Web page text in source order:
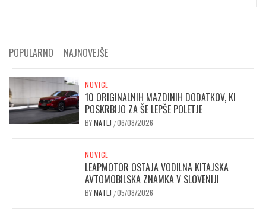
POPULARNO NAJNOVEJŠE
NOVICE
10 ORIGINALNIH MAZDINIH DODATKOV, KI
POSKRBIJO ZA ŠE LEPŠE POLETJE
BYMATEJ /06/08/2026
NOVICE
LEAPMOTOR OSTAJA VODILNA KITAJSKA
AVTOMOBILSKA ZNAMKA V SLOVENIJI
BYMATEJ /05/08/2026